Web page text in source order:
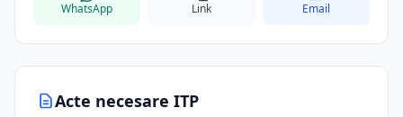
Acte necesare ITP
WhatsApp Link Email